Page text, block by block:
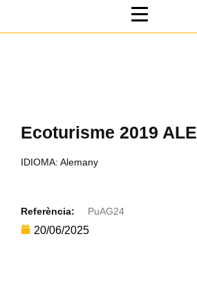
Ecoturisme 2019 ALE
IDIOMA: Alemany
Referència: PuAG24
20/06/2025